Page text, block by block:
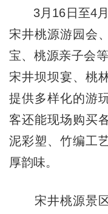
3月16日至4月
宋井桃源游园会
宝、桃源亲子会
宋井坝坝宴、桃
提供多样化的游
客还能现场购买
泥彩塑、竹编工
厚韵味。
宋井桃源景区